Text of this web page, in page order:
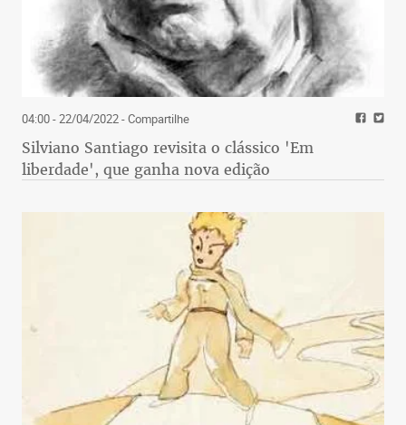
04:00 - 22/04/2022- Compartilhe
Silviano Santiago revisita o clássico 'Em
liberdade', que ganha nova edição